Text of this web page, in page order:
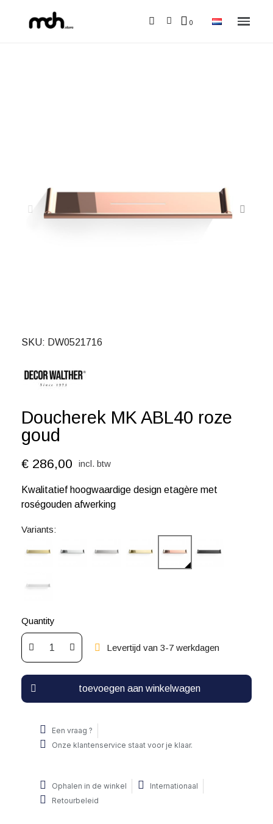
SKU DW0521716
Doucherek MK ABL40 roze
goud
€ 286,00 incl. btw
Kwalitatief hoogwaardige design etagère met
roségouden afwerking
Variants:
Quantity
Levertijd van 3-7 werkdagen
toevoegen aan winkelwagen
Een vraag ?
Onze klantenservice staat voor je klaar.
Ophalen in de winkel
Internationaal
Retourbeleid